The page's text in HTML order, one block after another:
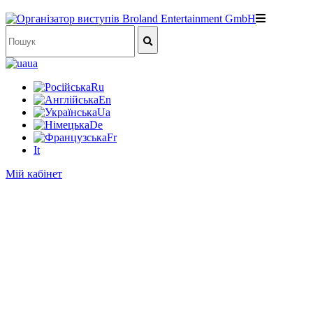
ua
Ru
En
Ua
De
Fr
It
Мій кабінет